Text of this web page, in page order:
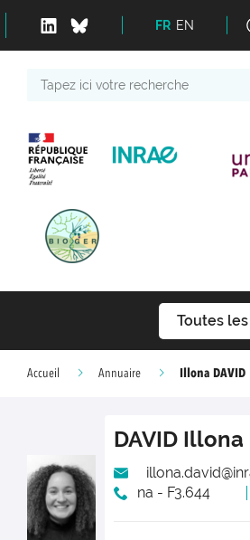
FR EN
Toutes
Accueil Annuaire Illona DAVID
DAVID Illona
na - F3.644